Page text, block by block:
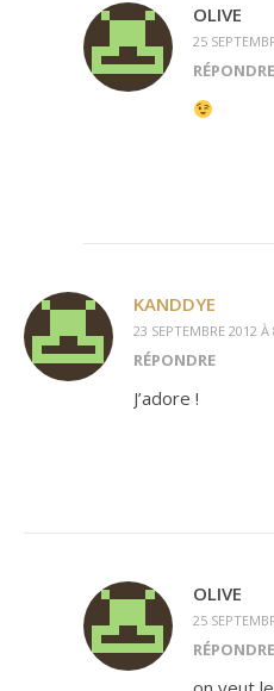
OLIVE
25
RÉPONDRE
KANDDYE
23 SEPTEMBRE 2012
RÉPONDRE
J’adore !
OLIVE
25
RÉPONDRE